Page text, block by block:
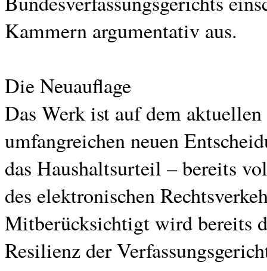
Kammern argumentativ aus.
Die Neuauflage
Das Werk ist auf dem
umfangreichen neuen
das Haushaltsurteil – bereits
des elektronischen
Mitberücksichtigt wird bereits
Resilienz der